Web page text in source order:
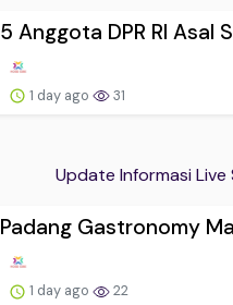
5 Anggota DPR RI Asal
1 day ago 31
Update Informasi
Padang Gastronomy
1 day ago 22